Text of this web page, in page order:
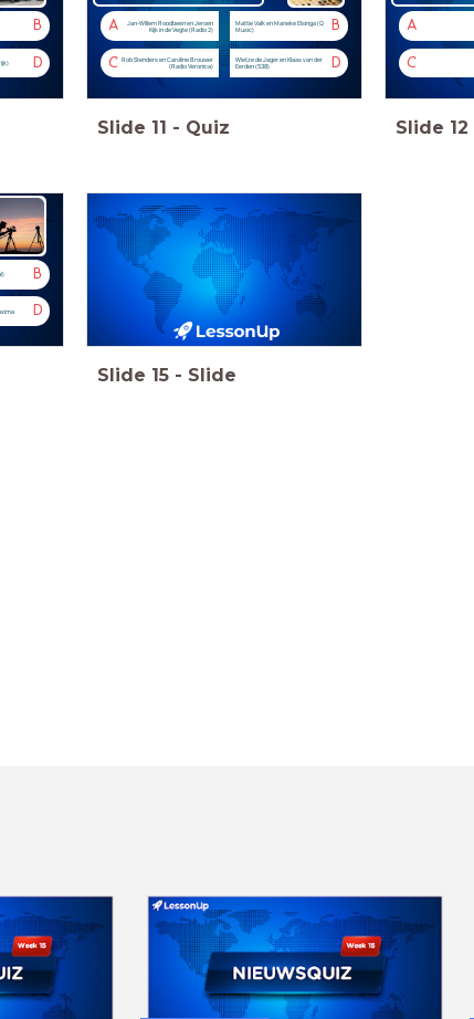
B
D
A
Jan-Willem Roodbeen en Jeroen
Kijk in de Vegte (Radio 2)
B
Mattie Valk en Marieke Elsinga (Q
Music)
C Rob Stenders en Caroline Brouwer
(Radio Veronica)
D
Wietze de Jager en Klaas van der
Eerden (538)
Slide 11 - Quiz
A
C
Slide 12
B
D
Slide 15 - Slide